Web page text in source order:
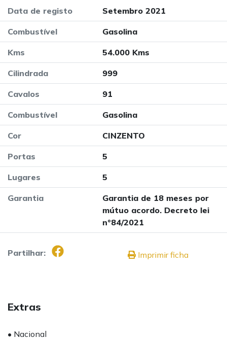
Data de registo Setembro 2021
Combustível Gasolina
Kms 54.000 Kms
Cilindrada 999
Cavalos 91
Combustível Gasolina
Cor CINZENTO
Portas 5
Lugares 5
Garantia
Garantia de 18 meses por
mútuo acordo. Decreto lei
nº84/2021
Partilhar: Imprimir ficha
Extras
• Nacional